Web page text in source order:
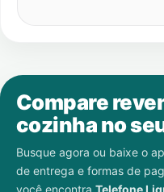
Compare
cozinha no
Busque agora ou baixe o
de entrega e formas de
você encontra Telefone